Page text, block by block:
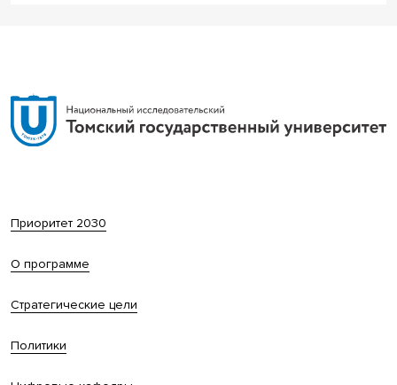
Приоритет 2030
О программе
Стратегические цели
Политики